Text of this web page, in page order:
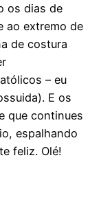
os dias de
ao extremo de
de costura
– eu
E os
que continues
espalhando
feliz. Olé!